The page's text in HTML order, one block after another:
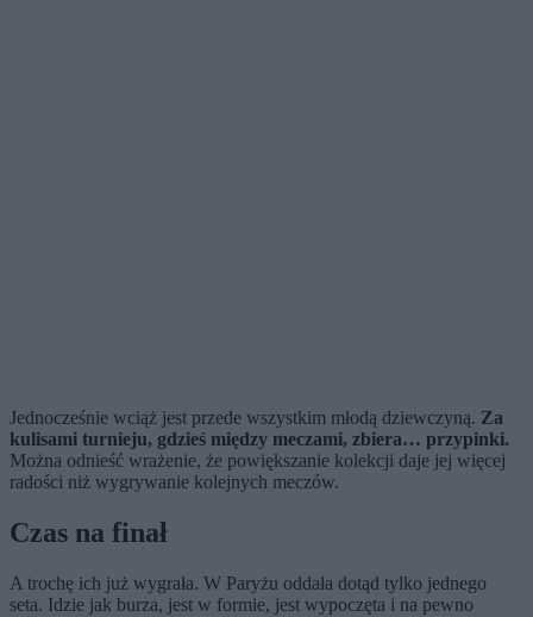
Jednocześnie wciąż jest przede wszystkim młodą dziewczyną. Za
kulisami turnieju, gdzieś między meczami, zbiera… przypinki.
Można odnieść wrażenie, że powiększanie kolekcji daje jej więcej
radości niż wygrywanie kolejnych meczów.
Czas na finał
A trochę ich już wygrała. W Paryżu oddała dotąd tylko jednego
seta. Idzie jak burza, jest w formie, jest wypoczęta i na pewno